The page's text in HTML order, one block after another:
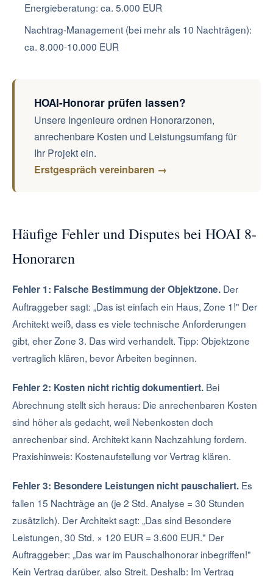
Energieberatung: ca. 5.000 EUR
Nachtrag-Management (bei mehr als 10 Nachträgen):
ca. 8.000-10.000 EUR
HOAI-Honorar prüfen lassen?
Unsere Ingenieure ordnen Honorarzonen,
anrechenbare Kosten und Leistungsumfang für
Ihr Projekt ein.
Erstgespräch vereinbaren →
Häufige Fehler und Disputes bei HOAI 8-
Honoraren
Fehler 1: Falsche Bestimmung der Objektzone. Der
Auftraggeber sagt: „Das ist einfach ein Haus, Zone 1!" Der
Architekt weiß, dass es viele technische Anforderungen
gibt, eher Zone 3. Das wird verhandelt. Tipp: Objektzone
vertraglich klären, bevor Arbeiten beginnen.
Fehler 2: Kosten nicht richtig dokumentiert. Bei
Abrechnung stellt sich heraus: Die anrechenbaren Kosten
sind höher als gedacht, weil Nebenkosten doch
anrechenbar sind. Architekt kann Nachzahlung fordern.
Praxishinweis: Kostenaufstellung vor Vertrag klären.
Fehler 3: Besondere Leistungen nicht pauschaliert. Es
fallen 15 Nachträge an (je 2 Std. Analyse = 30 Stunden
zusätzlich). Der Architekt sagt: „Das sind Besondere
Leistungen, 30 Std. × 120 EUR = 3.600 EUR." Der
Auftraggeber: „Das war im Pauschalhonorar inbegriffen!"
Kein Vertrag darüber, also Streit. Deshalb: Im Vertrag